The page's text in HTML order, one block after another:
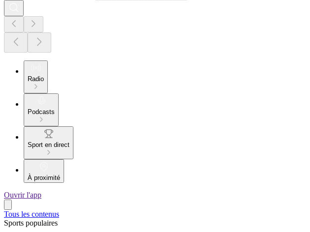
Radio
Podcasts
Sport en direct
À proximité
Ouvrir l'app
Tous les contenus
Sports populaires